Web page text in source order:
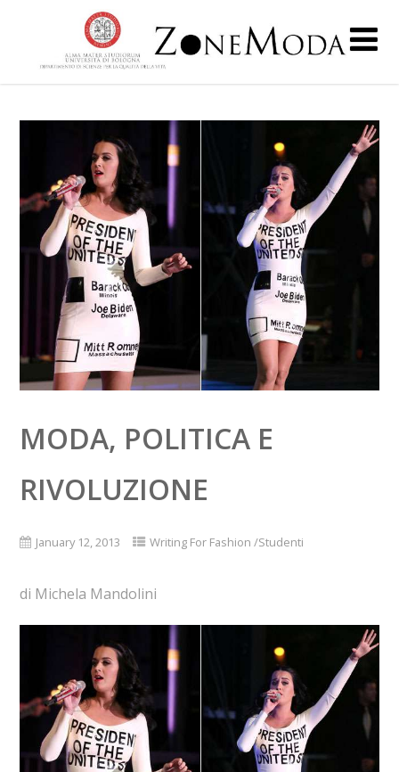
MODA, POLITICA E
RIVOLUZIONE
January 12, 2013 Writing For Fashion /Studenti
di Michela Mandolini